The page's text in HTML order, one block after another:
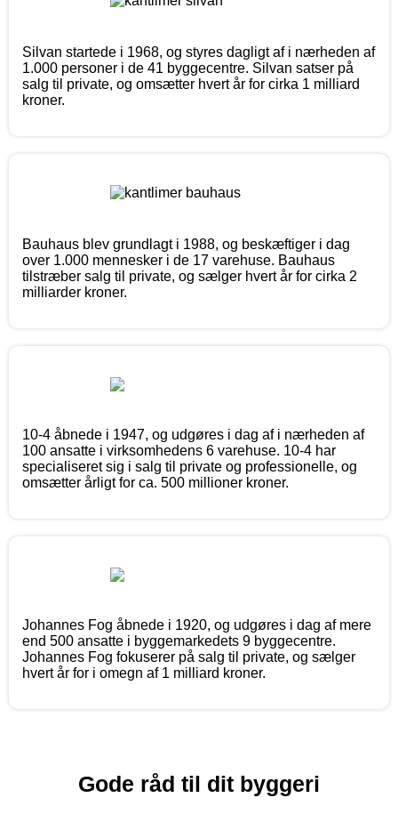
Silvan startede i 1968, og styres dagligt af i nærheden af
1.000 personer i de 41 byggecentre. Silvan satser på
salg til private, og omsætter hvert år for cirka 1 milliard
kroner.
Bauhaus blev grundlagt i 1988, og beskæftiger i dag
over 1.000 mennesker i de 17 varehuse. Bauhaus
tilstræber salg til private, og sælger hvert år for cirka 2
milliarder kroner.
10-4 åbnede i 1947, og udgøres i dag af i nærheden af
100 ansatte i virksomhedens 6 varehuse. 10-4 har
specialiseret sig i salg til private og professionelle, og
omsætter årligt for ca. 500 millioner kroner.
Johannes Fog åbnede i 1920, og udgøres i dag af mere
end 500 ansatte i byggemarkedets 9 byggecentre.
Johannes Fog fokuserer på salg til private, og sælger
hvert år for i omegn af 1 milliard kroner.
Gode råd til dit byggeri